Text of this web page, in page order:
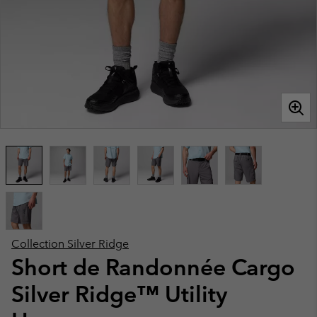
Collection Silver Ridge
Short de Randonnée Cargo
Silver Ridge™ Utility